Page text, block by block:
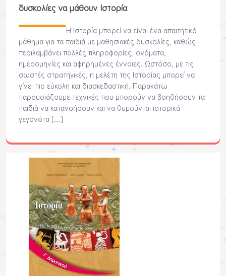
δυσκολίες να μάθουν Ιστορία
Η Ιστορία μπορεί να είναι ένα απαιτητικό
μάθημα για τα παιδιά με μαθησιακές δυσκολίες, καθώς
περιλαμβάνει πολλές πληροφορίες, ονόματα,
ημερομηνίες και αφηρημένες έννοιες. Ωστόσο, με τις
σωστές στρατηγικές, η μελέτη της Ιστορίας μπορεί να
γίνει πιο εύκολη και διασκεδαστική. Παρακάτω
παρουσιάζουμε τεχνικές που μπορούν να βοηθήσουν τα
παιδιά να κατανοήσουν και να θυμούνται ιστορικά
γεγονότα […]